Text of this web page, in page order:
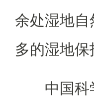
余处湿地
多的湿地
中国科